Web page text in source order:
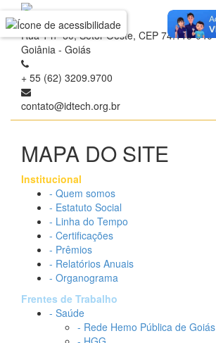
Rua 1 nº 60, Setor Oeste, CEP 74.115-040
Goiânia - Goiás
+ 55 (62) 3209.9700
contato@idtech.org.br
MAPA DO SITE
Institucional
- Quem somos
- Estatuto Social
- Linha do Tempo
- Certificações
- Prêmios
- Relatórios Anuais
- Organograma
Frentes de Trabalho
- Saúde
- Rede Hemo Pública de Goiás